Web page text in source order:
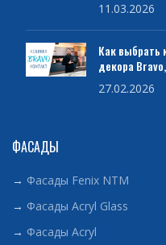
11.03.2026
Как выбрать
декора
27.02.2026
ФАСАДЫ
→ Фасады Fenix NTM
→ Фасады Acryl Glass
→ Фасады Acryl